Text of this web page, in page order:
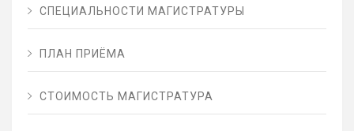
СПЕЦИАЛЬНОСТИ МАГИСТРАТУРЫ
ПЛАН ПРИЁМА
СТОИМОСТЬ МАГИСТРАТУРА